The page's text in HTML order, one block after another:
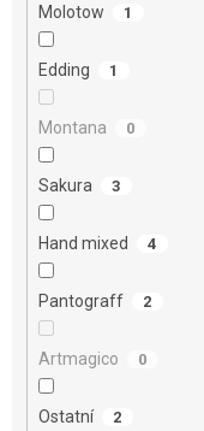
Molotow 1
Edding 1
Montana 0
Sakura 3
Hand mixed 4
Pantograff 2
Artmagico 0
Ostatní 2